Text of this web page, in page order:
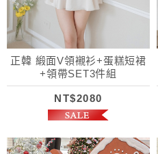
正韓 緞面V領襯衫+蛋糕短裙
+領帶SET3件組
NT$2080